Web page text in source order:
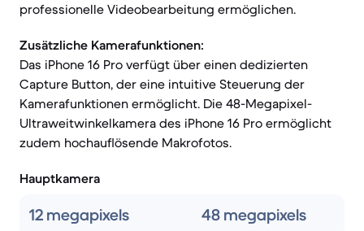
professionelle Videobearbeitung ermöglichen.
Zusätzliche Kamerafunktionen:
Das iPhone 16 Pro verfügt über einen dedizierten
Capture Button, der eine intuitive Steuerung der
Kamerafunktionen ermöglicht. Die 48-Megapixel-
Ultraweitwinkelkamera des iPhone 16 Pro ermöglicht
zudem hochauflösende Makrofotos.
Hauptkamera
12 megapixels 48 megapixels